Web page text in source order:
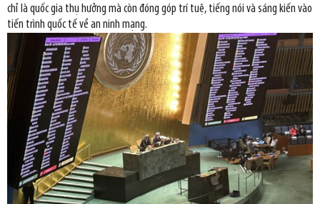
chỉ là quốc gia thụ hưởng mà còn đóng góp trí tuệ, tiếng nói và sáng kiến vào
tiến trình quốc tế về an ninh mạng.